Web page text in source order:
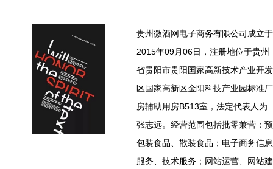
贵州微酒网电子商务有限公司成立于
2015年09月06日，注册地位于贵州
省贵阳市贵阳国家高新技术产业开发
区国家高新区金阳科技产业园标准厂
房辅助用房B513室，法定代表人为
张志远。经营范围包括批零兼营：预
包装食品、散装食品；电子商务信息
服务、技术服务；网站运营、网站建